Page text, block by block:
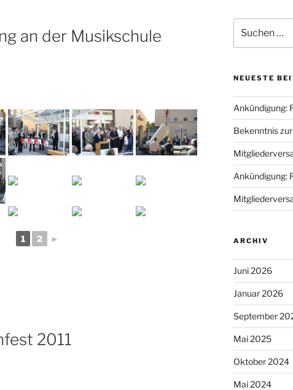
an der Musikschule
1 2 ►
2011
nach:
NEUESTE
Ankündigung:
Bekenntnis
Ankündigung:
ARCHIV
Juni 2026
Januar 2026
September
Mai 2025
Oktober 2024
Mai 2024